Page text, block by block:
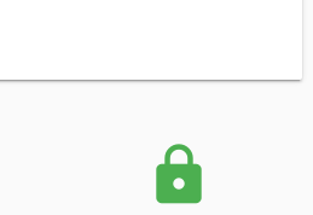
lock